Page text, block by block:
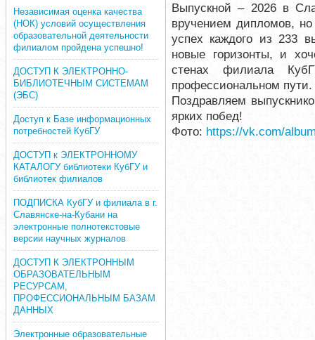
Независимая оценка качества
(НОК) условий осуществления
образовательной деятельности
филиалом пройдена успешно!
ДОСТУП К ЭЛЕКТРОННО-
БИБЛИОТЕЧНЫМ СИСТЕМАМ
(ЭБС)
Доступ к Базе информационных
потребностей КубГУ
ДОСТУП к ЭЛЕКТРОННОМУ
КАТАЛОГУ библиотеки КубГУ и
библиотек филиалов
ПОДПИСКА КубГУ и филиала в г.
Славянске-на-Кубани на
электронные полнотекстовые
версии научных журналов
ДОСТУП К ЭЛЕКТРОННЫМ
ОБРАЗОВАТЕЛЬНЫМ
РЕСУРСАМ,
ПРОФЕССИОНАЛЬНЫМ БАЗАМ
ДАННЫХ
Электронные образовательные
Выпускной – 2026 в
вручением дипломов,
успех каждого из 233
новые горизонты, и
стенах филиала
профессиональном пути.
Поздравляем
ярких побед!
Фото: https://vk.com/